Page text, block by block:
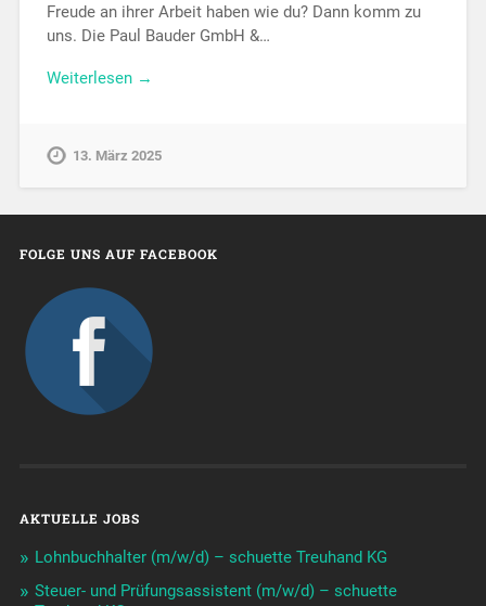
Freude an ihrer Arbeit haben wie du? Dann komm zu
uns. Die Paul Bauder GmbH &…
Weiterlesen →
13. März 2025
FOLGE UNS AUF FACEBOOK
AKTUELLE JOBS
Lohnbuchhalter (m/w/d) – schuette Treuhand KG
Steuer- und Prüfungsassistent (m/w/d) – schuette